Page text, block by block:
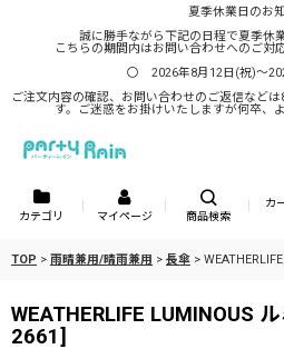
夏季休業日のお
誠に勝手ながら下記の日程で夏季休
こちらの期間内はお問い合わせへのご対
〇 2026年8月12日(祝)～
ご注文内容の確認、お問い合わせのご返信など
す。ご迷惑をお掛けいたしますが何卒、
カテゴリ マイページ 商品検索
カ
TOP > 雨晴兼用/晴雨兼用 > 長傘 >
WEATHERLIFE LUMINOUS
2661]